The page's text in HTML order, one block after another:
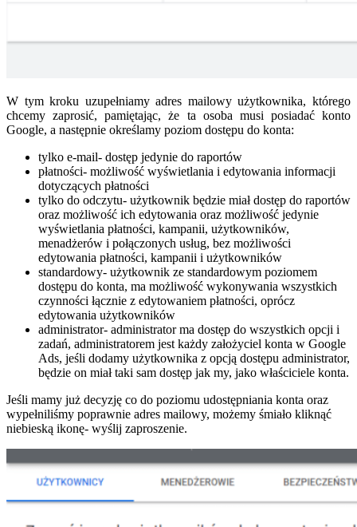
W tym kroku uzupełniamy adres mailowy użytkownika, którego
chcemy zaprosić, pamiętając, że ta osoba musi posiadać konto
Google, a następnie określamy poziom dostępu do konta:
tylko e-mail- dostęp jedynie do raportów
płatności- możliwość wyświetlania i edytowania informacji
dotyczących płatności
tylko do odczytu- użytkownik będzie miał dostęp do raportów
oraz możliwość ich edytowania oraz możliwość jedynie
wyświetlania płatności, kampanii, użytkowników,
menadżerów i połączonych usług, bez możliwości
edytowania płatności, kampanii i użytkowników
standardowy- użytkownik ze standardowym poziomem
dostępu do konta, ma możliwość wykonywania wszystkich
czynności łącznie z edytowaniem płatności, oprócz
edytowania użytkowników
administrator- administrator ma dostęp do wszystkich opcji i
zadań, administratorem jest każdy założyciel konta w Google
Ads, jeśli dodamy użytkownika z opcją dostępu administrator,
będzie on miał taki sam dostęp jak my, jako właściciele konta.
Jeśli mamy już decyzję co do poziomu udostępniania konta oraz
wypełniliśmy poprawnie adres mailowy, możemy śmiało kliknąć
niebieską ikonę- wyślij zaproszenie.